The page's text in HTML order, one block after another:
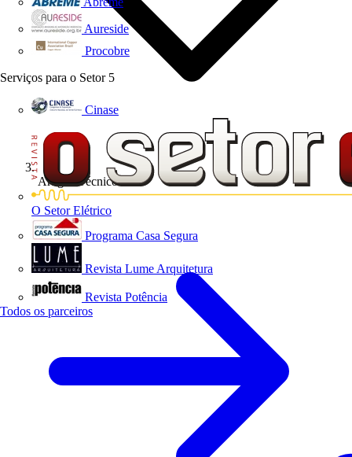
Aureside
Procobre
Serviços para o Setor 5
Cinase
O Setor Elétrico
Programa Casa Segura
Revista Lume Arquitetura
Revista Potência
Todos os parceiros
Artigos Técnicos